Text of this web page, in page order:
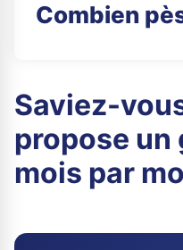
Combien
Saviez-
propose un
mois par